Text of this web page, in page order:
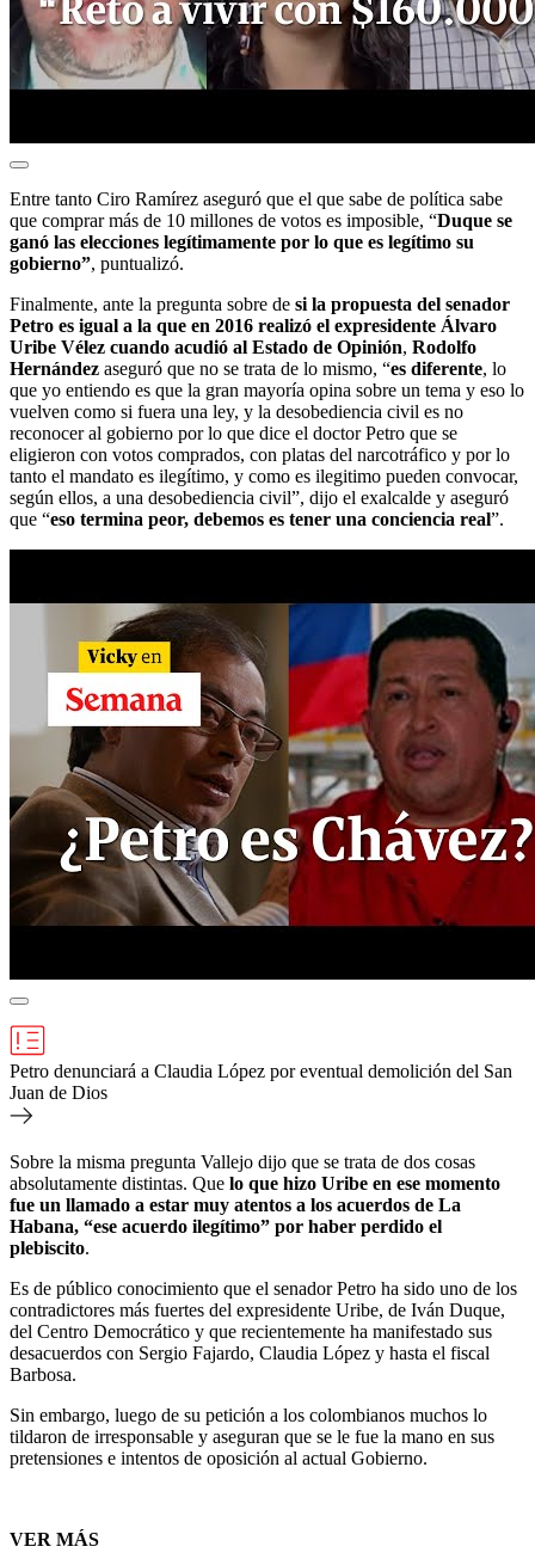
Entre tanto Ciro Ramírez aseguró que el que sabe de política sabe
que comprar más de 10 millones de votos es imposible, “Duque se
ganó las elecciones legítimamente por lo que es legítimo su
gobierno”, puntualizó.
Finalmente, ante la pregunta sobre de si la propuesta del senador
Petro es igual a la que en 2016 realizó el expresidente Álvaro
Uribe Vélez cuando acudió al Estado de Opinión, Rodolfo
Hernández aseguró que no se trata de lo mismo, “es diferente, lo
que yo entiendo es que la gran mayoría opina sobre un tema y eso lo
vuelven como si fuera una ley, y la desobediencia civil es no
reconocer al gobierno por lo que dice el doctor Petro que se
eligieron con votos comprados, con platas del narcotráfico y por lo
tanto el mandato es ilegítimo, y como es ilegitimo pueden convocar,
según ellos, a una desobediencia civil”, dijo el exalcalde y aseguró
que “eso termina peor, debemos es tener una conciencia real”.
Petro denunciará a Claudia López por eventual demolición del San
Juan de Dios
Sobre la misma pregunta Vallejo dijo que se trata de dos cosas
absolutamente distintas. Que lo que hizo Uribe en ese momento
fue un llamado a estar muy atentos a los acuerdos de La
Habana, “ese acuerdo ilegítimo” por haber perdido el
plebiscito.
Es de público conocimiento que el senador Petro ha sido uno de los
contradictores más fuertes del expresidente Uribe, de Iván Duque,
del Centro Democrático y que recientemente ha manifestado sus
desacuerdos con Sergio Fajardo, Claudia López y hasta el fiscal
Barbosa.
Sin embargo, luego de su petición a los colombianos muchos lo
tildaron de irresponsable y aseguran que se le fue la mano en sus
pretensiones e intentos de oposición al actual Gobierno.
VER MÁS